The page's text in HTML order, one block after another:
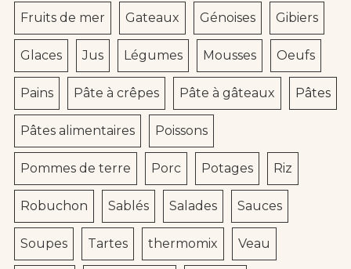
Fruits de mer Gateaux Génoises Gibiers
Glaces Jus Légumes Mousses Oeufs
Pains Pâte à crêpes Pâte à gâteaux Pâtes
Pâtes alimentaires Poissons
Pommes de terre Porc Potages Riz
Robuchon Sablés Salades Sauces
Soupes Tartes thermomix Veau